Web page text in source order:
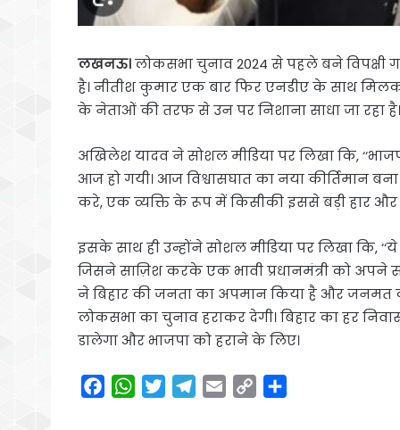
लखनऊ।लोकसभा चुनाव 2024 से पहले बने विपक्षी
है। नीतीश कुमार एक बार फिर एनडीए के साथ
के नेताओं की तरफ से उन पर निशाना साधा जा रहा
अखिलेश यादव ने सोशल मीडिया पर लिखा कि,
आज हो गयी। आज विश्वासघात का नया कीर्तिमान
करे, एक व्यक्ति के रूप में किसीकी इससे बड़ी हार और
इसके साथ ही उन्होंने सोशल मीडिया पर लिखा कि,
जिसने साज़िश करके एक भावी प्रधानमंत्री को अपने
ने बिहार की जनता का अपमान किया है और जनमत
लोकसभा का चुनाव हराकर देगी। बिहार का हर
डालेगा और भाजपा को हराने के लिए।
W